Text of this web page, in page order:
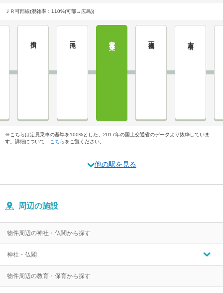
ＪＲ可部線(混雑率：110%(可部→広島))
※こちらは定員乗車の基準を100%とした、2017年の国土交通省のデータより抜粋していま
す。詳細について、
こちらをご覧ください。
他の駅を見る
周辺の施設
物件周辺の神社・仏閣から探す
神社・仏閣
物件周辺の教育・保育から探す